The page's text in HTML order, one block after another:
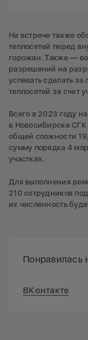
На встрече также
теплосетей перед
горожан. Также —
разрешений на
успевать сделать
теплосетей за счет
Всего в 2023 году
в Новосибирске СГК
общей сложности
сумму порядка 4
участках.
Для выполнения
210 сотрудников
их численность
Понравилась
ВКонтакте